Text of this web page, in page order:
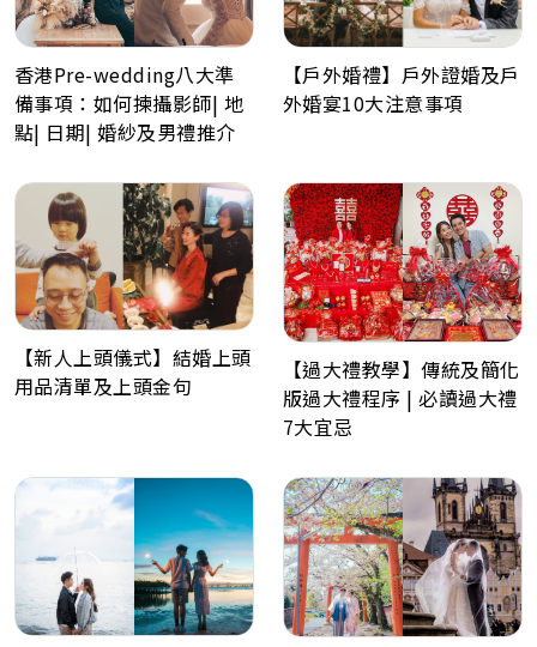
香港Pre-wedding八大準
備事項：如何揀攝影師| 地
點| 日期| 婚紗及男禮推介
【戶外婚禮】戶外證婚及戶
外婚宴10大注意事項
【新人上頭儀式】結婚上頭
用品清單及上頭金句
【過大禮教學】傳統及簡化
版過大禮程序 | 必讀過大禮
7大宜忌